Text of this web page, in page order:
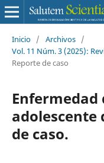
Inicio / Archivos /
Vol. 11 Núm. 3 (2025):
Reporte de caso
Enfermedad
adolescente
de caso.